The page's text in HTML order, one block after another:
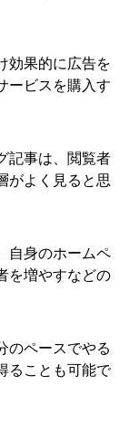
効果的に広告を
ービスを購入す
記事は、閲覧者
がよく見ると思
自身のホームペ
を増やすなどの
のペースでやる
ることも可能で